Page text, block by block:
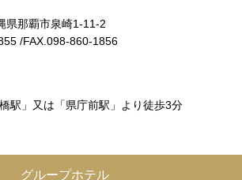
県那覇市泉崎1-11-2
/FAX.098-860-1856
駅」又は「県庁前駅」より徒歩3分
グループホテル